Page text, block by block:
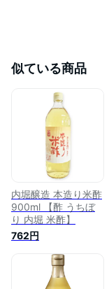
似ている商品
内堀醸造 本造り米酢
900ml 【酢 うちぼ
り 内堀 米酢】
762円